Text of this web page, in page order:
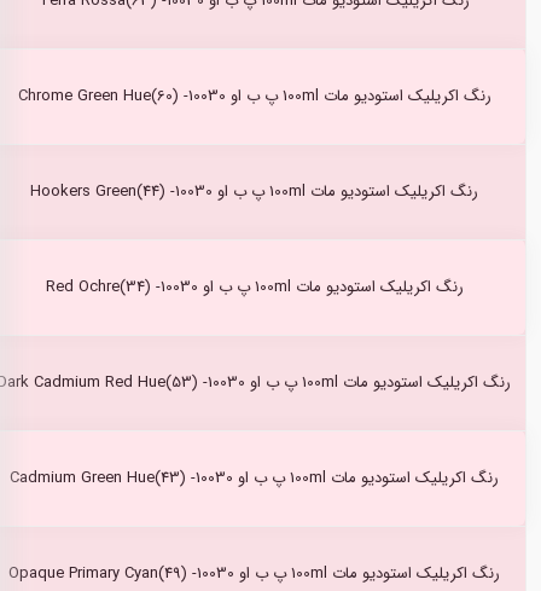
رنگ اکریلیک استودیو مات 100ml پ ب او Chrome Green Hue(60) -10030
رنگ اکریلیک استودیو مات 100ml پ ب او Hookers Green(44) -10030
رنگ اکریلیک استودیو مات 100ml پ ب او Red Ochre(34) -10030
رنگ اکریلیک استودیو مات 100ml پ ب او Dark Cadmium Red Hue(53) -10030
رنگ اکریلیک استودیو مات 100ml پ ب او Cadmium Green Hue(43) -10030
رنگ اکریلیک استودیو مات 100ml پ ب او Opaque Primary Cyan(49) -10030